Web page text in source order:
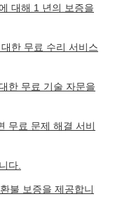
대해 1 년의 보증을
한 무료 수리 서비스
한 무료 기술 자문을
무료 문제 해결 서비
다.
불 보증을 제공합니